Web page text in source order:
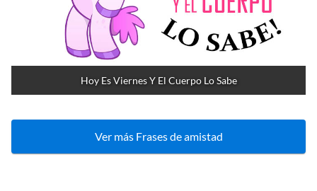
Hoy Es Viernes Y El Cuerpo Lo Sabe
Ver más Frases de amistad